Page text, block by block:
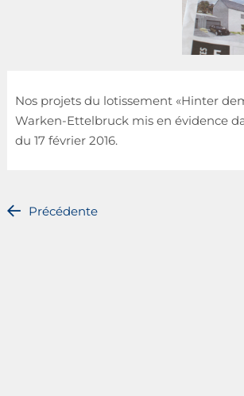
Nos projets du lotissement «Hinter
Warken-Ettelbruck mis en évidence
du 17 février 2016.
Précédente